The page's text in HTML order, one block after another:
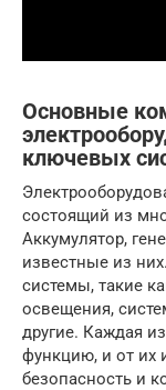
Основные
ключевых
состоящий из
Аккумулятор,
известные из
системы, такие
освещения,
другие. Каждая
функцию, и от их
безопасность и